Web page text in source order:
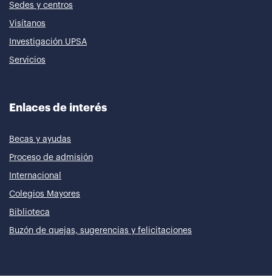
Sedes y centros
Visítanos
Investigación UPSA
Servicios
Enlaces de interés
Becas y ayudas
Proceso de admisión
Internacional
Colegios Mayores
Biblioteca
Buzón de quejas, sugerencias y felicitaciones